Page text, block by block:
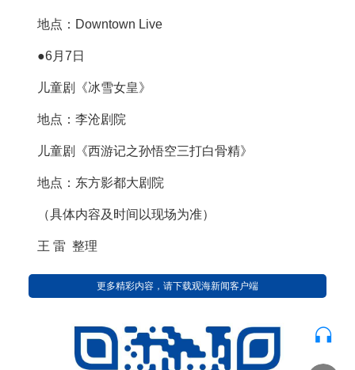
地点：Downtown Live
●6月7日
儿童剧《冰雪女皇》
地点：李沧剧院
儿童剧《西游记之孙悟空三打白骨精》
地点：东方影都大剧院
（具体内容及时间以现场为准）
王 雷 整理
更多精彩内容，请下载观海新闻客户端